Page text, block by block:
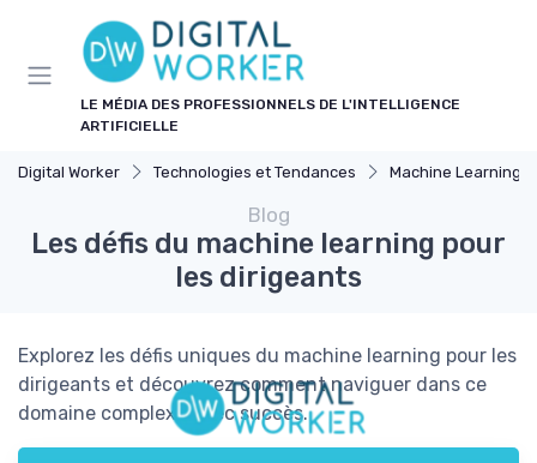
LE MÉDIA DES PROFESSIONNELS DE L'INTELLIGENCE
ARTIFICIELLE
Digital Worker Technologies et Tendances Machine Learning
Blog
Les défis du machine learning pour
les dirigeants
Explorez les défis uniques du machine learning pour les
dirigeants et découvrez comment naviguer dans ce
domaine complexe avec succès.